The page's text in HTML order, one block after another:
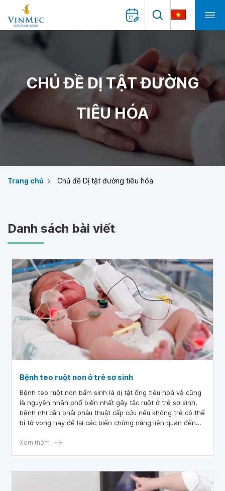
CHỦ ĐỀ DỊ TẬT ĐƯỜNG
TIÊU HÓA
Trang chủ Chủ đề Dị tật đường tiêu hóa
Danh sách bài viết
Bệnh teo ruột non ở trẻ sơ sinh
Bệnh teo ruột non bẩm sinh là dị tật ống tiêu hoá và cũng
là nguyên nhân phổ biến nhất gây tắc ruột ở trẻ sơ sinh,
bệnh nhi cần phải phẫu thuật cấp cứu nếu không trẻ có thể
bị tử vong hay để lại các biến chứng nặng liên quan đến
sau này.
Xem thêm